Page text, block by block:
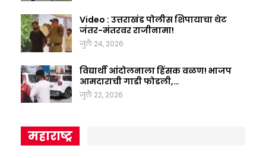
Video : उत्तराखंड पोलीस शिपायाचा थेट
जंतर-मंतरवर राजीनामा!
जुलै 24, 2026
विद्यार्थी आंदोलनाला हिंसक वळण! भाजप
आमदाराची गाडी फोडली,…
जुलै 22, 2026
महाराष्ट्र